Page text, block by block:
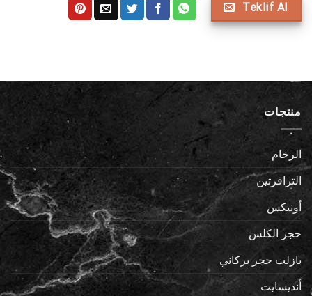
Teklif Al
منتجات
الرخام
الترافرتين
أونيكس
حجر الكلس
بازلت حجر بركاني
أنديسايت